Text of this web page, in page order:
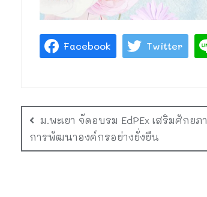
Facebook Twitter
ม.พะเยา จัดอบรม EdPEx เสริมศักย
การพัฒนาองค์กรอย่างยั่งยืน